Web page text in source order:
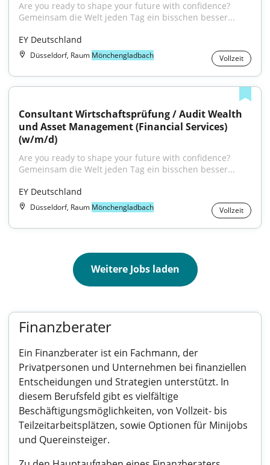
Are you ready to shape your future with confidence?
Gemeinsam die Welt jeden Tag ein bisschen besser...
EY Deutschland
Düsseldorf, Raum Mönchengladbach Vollzeit
Consultant Wirtschaftsprüfung / Audit Wealth
und Asset Management (Financial Services)
(w/m/d)
Are you ready to shape your future with confidence?
Gemeinsam die Welt jeden Tag ein bisschen besser...
EY Deutschland
Düsseldorf, Raum Mönchengladbach Vollzeit
Weitere Jobs laden
Finanzberater
Ein Finanzberater ist ein Fachmann, der
Privatpersonen und Unternehmen bei finanziellen
Entscheidungen und Strategien unterstützt. In
diesem Berufsfeld gibt es vielfältige
Beschäftigungsmöglichkeiten, von Vollzeit- bis
Teilzeitarbeitsplätzen, sowie Optionen für Minijobs
und Quereinsteiger.